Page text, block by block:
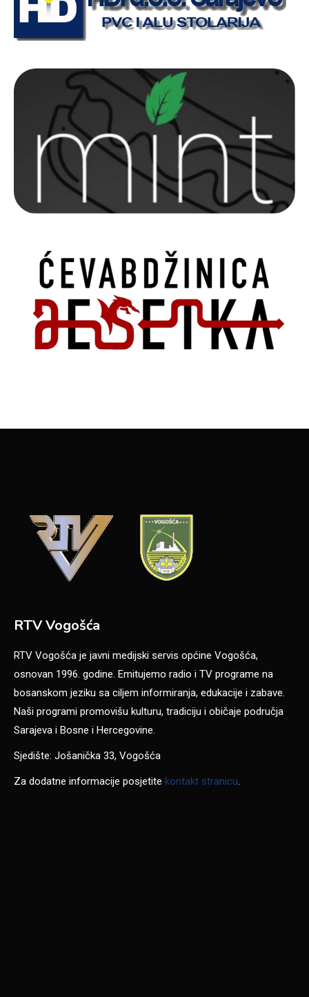
RTV Vogošća
RTV Vogošća je javni medijski servis općine Vogošća,
osnovan 1996. godine. Emitujemo radio i TV programe na
bosanskom jeziku sa ciljem informiranja, edukacije i zabave.
Naši programi promovišu kulturu, tradiciju i običaje područja
Sarajeva i Bosne i Hercegovine.
Sjedište: Jošanička 33, Vogošća
Za dodatne informacije posjetite kontakt stranicu.